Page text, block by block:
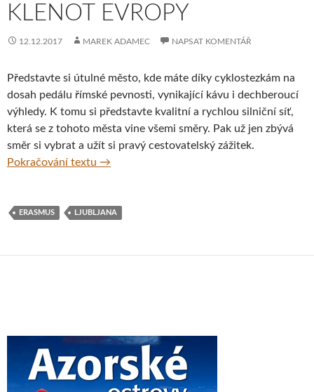
KLENOT EVROPY
12.12.2017 MAREK ADAMEC NAPSAT KOMENTÁŘ
Představte si útulné město, kde máte díky cyklostezkám na
dosah pedálu římské pevnosti, vynikající kávu i dechberoucí
výhledy. K tomu si představte kvalitní a rychlou silniční síť,
která se z tohoto města vine všemi směry. Pak už jen zbývá
směr si vybrat a užít si pravý cestovatelský zážitek.
Pokračování textu Slovinsko – nenápadný klenot Evropy
→
ERASMUS LJUBLJANA